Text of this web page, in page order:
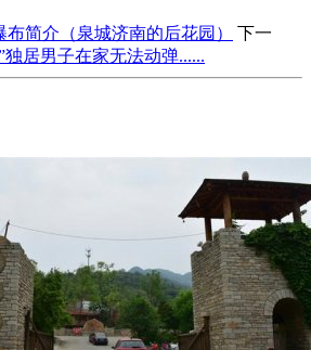
简介（泉城济南的后花园）
下一
独居男子在家无法动弹......